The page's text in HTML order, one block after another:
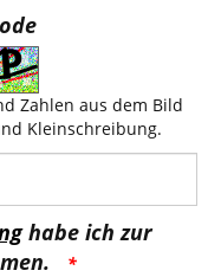
Zahlen aus dem Bild
Kleinschreibung.
habe ich zur